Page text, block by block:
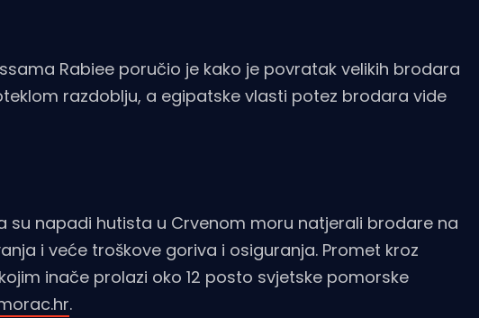
Rabiee poručio je kako je povratak velikih brodara
razdoblju, a egipatske vlasti potez brodara vide
su napadi hutista u Crvenom moru natjerali brodare na
i veće troškove goriva i osiguranja. Promet kroz
inače prolazi oko 12 posto svjetske pomorske
.